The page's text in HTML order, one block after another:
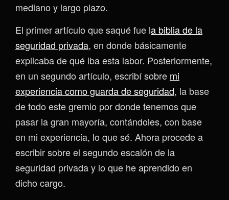
mediano y largo plazo.
El primer artículo que saqué fue la biblia de la
seguridad privada, en donde básicamente
explicaba de qué iba esta labor. Posteriormente,
en un segundo artículo, escribí sobre mi
experiencia como guarda de seguridad, la base
de todo este gremio por donde tenemos que
pasar la gran mayoría, contándoles, con base
en mi experiencia, lo que sé. Ahora procede a
escribir sobre el segundo escalón de la
seguridad privada y lo que he aprendido en
dicho cargo.